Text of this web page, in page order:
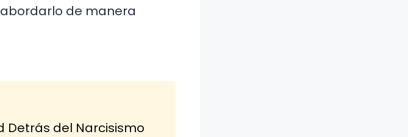
de manera
Detrás del Narcisismo